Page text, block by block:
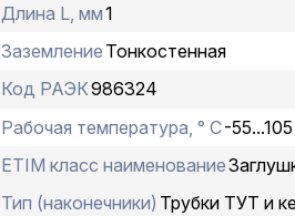
Длина L, мм1
Заземление Тонкостенная
Код РАЭК986324
Рабочая температура, ° С-55...105
ETIM класс наименование
Тип (наконечники) Трубки ТУТ и